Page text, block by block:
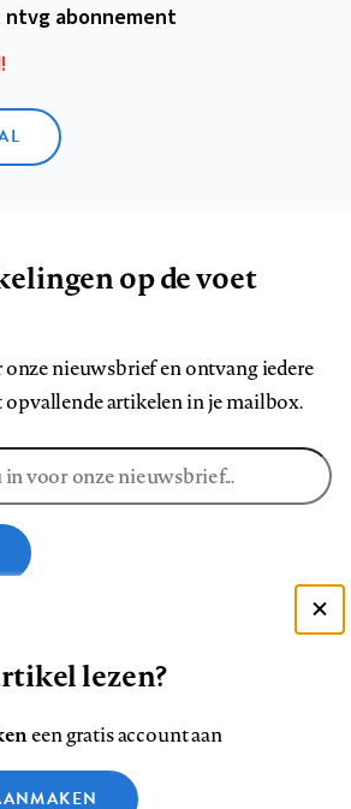
abonnement
op de voet
nieuwsbrief en ontvang iedere
opvallende artikelen in je mailbox.
ons
ons
op
ons
Disclaimer Privacy
lezen?
een gratis account aan